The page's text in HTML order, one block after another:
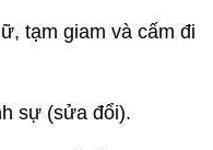
tạm giam và cấm đi
sự (sửa đổi).